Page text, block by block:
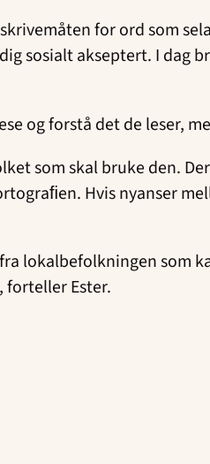
for ord som
sosialt akseptert. I dag
og forstå det de leser,
som skal bruke den.
Hvis nyanser
lokalbefolkningen som
Ester.